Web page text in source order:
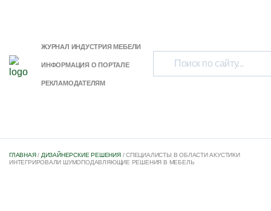
ЖУРНАЛ ИНДУСТРИЯ МЕБЕЛИ
ИНФОРМАЦИЯ О ПОРТАЛЕ
РЕКЛАМОДАТЕЛЯМ
ГЛАВНАЯ/ ДИЗАЙНЕРСКИЕ РЕШЕНИЯ/СПЕЦИАЛИСТЫ В ОБЛАСТИ АКУСТИКИ
ИНТЕГРИРОВАЛИ ШУМОПОДАВЛЯЮЩИЕ РЕШЕНИЯ В МЕБЕЛЬ